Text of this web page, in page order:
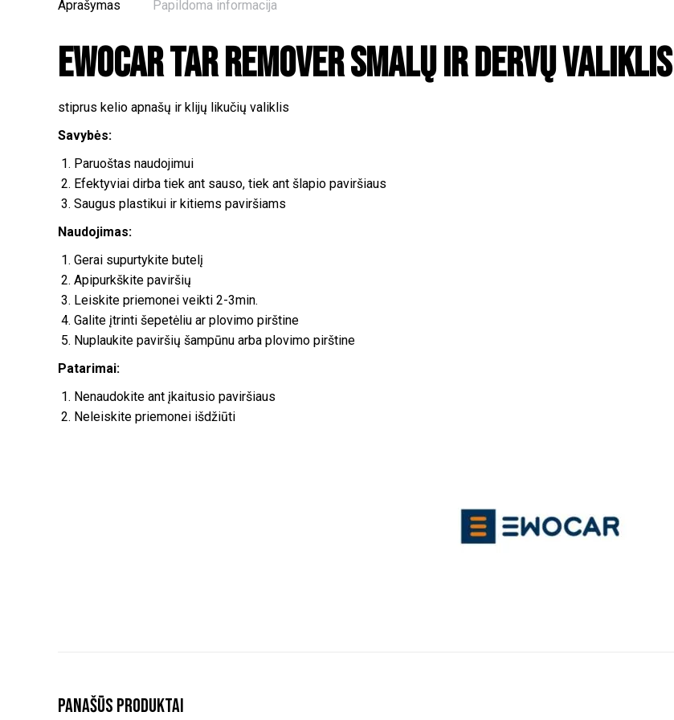
Aprašymas Papildoma informacija
Ewocar TAR Remover smalų ir dervų valiklis
stiprus kelio apnašų ir klijų likučių valiklis
Savybės:
Paruoštas naudojimui
Efektyviai dirba tiek ant sauso, tiek ant šlapio paviršiaus
Saugus plastikui ir kitiems paviršiams
Naudojimas:
Gerai supurtykite butelį
Apipurkškite paviršių
Leiskite priemonei veikti 2-3min.
Galite įtrinti šepetėliu ar plovimo pirštine
Nuplaukite paviršių šampūnu arba plovimo pirštine
Patarimai:
Nenaudokite ant įkaitusio paviršiaus
Neleiskite priemonei išdžiūti
Panašūs produktai